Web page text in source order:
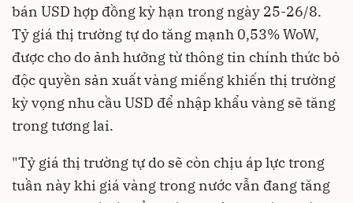
bán USD hợp đồng kỳ hạn trong ngày 25-26/8.
Tỷ giá thị trường tự do tăng mạnh 0,53% WoW,
được cho do ảnh hưởng từ thông tin chính thức bỏ
độc quyền sản xuất vàng miếng khiến thị trường
kỳ vọng nhu cầu USD để nhập khẩu vàng sẽ tăng
trong tương lai.
"Tỷ giá thị trường tự do sẽ còn chịu áp lực trong
tuần này khi giá vàng trong nước vẫn đang tăng